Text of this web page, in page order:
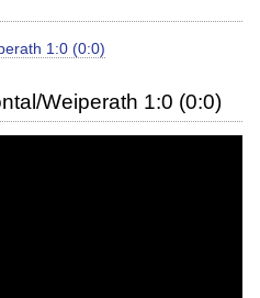
1:0 (0:0)
Weiperath 1:0 (0:0)